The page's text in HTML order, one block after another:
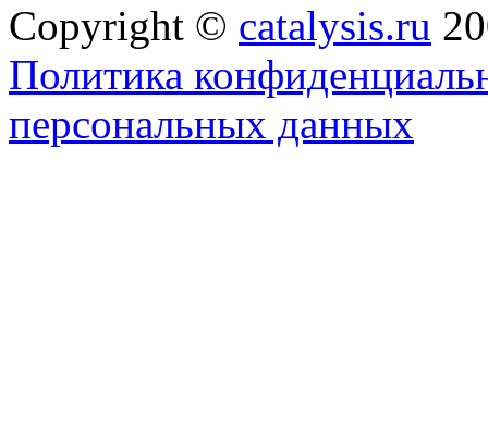
Copyright © catalysis.ru
Политика
персональных данных